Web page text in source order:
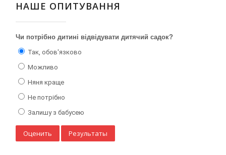
НАШЕ ОПИТУВАННЯ
Чи потрібно дитині відвідувати дитячий садок?
Так, обов'язково
Можливо
Няня краще
Не потрібно
Залишу з бабусею